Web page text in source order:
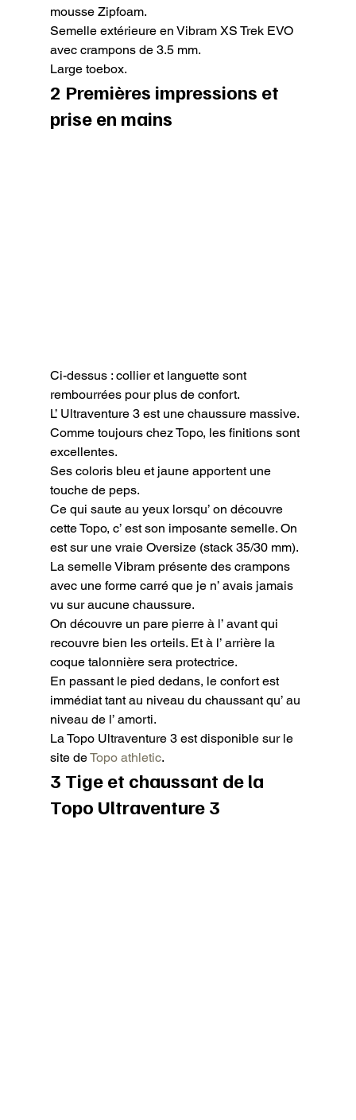
mousse Zipfoam.
Semelle extérieure en Vibram XS Trek EVO
avec crampons de 3.5 mm.
Large toebox.
2 Premières impressions et
prise en mains
Ci-dessus : collier et languette sont
rembourrées pour plus de confort.
L’ Ultraventure 3 est une chaussure massive.
Comme toujours chez Topo, les finitions sont
excellentes.
Ses coloris bleu et jaune apportent une
touche de peps.
Ce qui saute au yeux lorsqu’ on découvre
cette Topo, c’ est son imposante semelle. On
est sur une vraie Oversize (stack 35/30 mm).
La semelle Vibram présente des crampons
avec une forme carré que je n’ avais jamais
vu sur aucune chaussure.
On découvre un pare pierre à l’ avant qui
recouvre bien les orteils. Et à l’ arrière la
coque talonnière sera protectrice.
En passant le pied dedans, le confort est
immédiat tant au niveau du chaussant qu’ au
niveau de l’ amorti.
La Topo Ultraventure 3 est disponible sur le
site de Topo athletic.
3 Tige et chaussant de la
Topo Ultraventure 3